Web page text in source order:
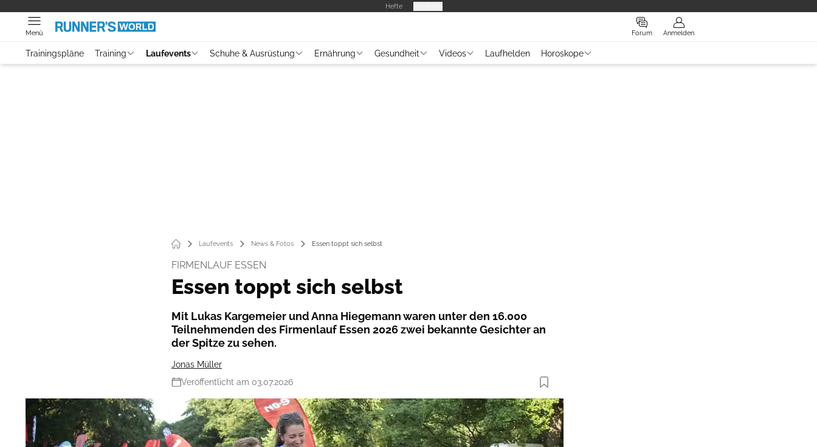
Hefte
Forum Anmelden
Menü
Trainingspläne Training Laufevents Schuhe & Ausrüstung Ernährung Gesundheit Videos Laufhelden Horoskope
Laufevents News & Fotos Essen toppt sich selbst
FIRMENLAUF ESSEN
Essen toppt sich selbst
Mit Lukas Kargemeier und Anna Hiegemann waren unter den 16.000
Teilnehmenden des Firmenlauf Essen 2026 zwei bekannte Gesichter an
der Spitze zu sehen.
Jonas Müller
Veröffentlicht am 03.07.2026